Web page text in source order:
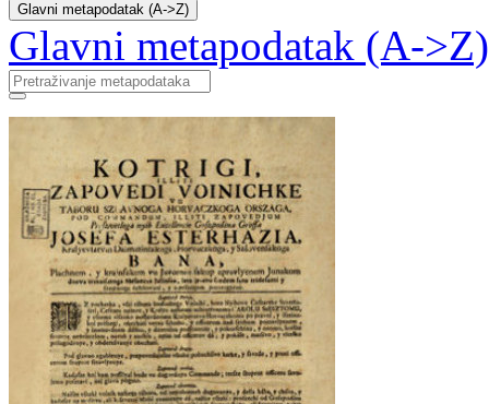
Glavni metapodatak (A->Z)
Glavni metapodatak (A->Z)